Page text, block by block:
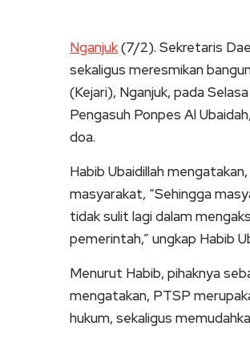
Nganjuk(7/2). Sekretaris
sekaligus meresmikan
(Kejari), Nganjuk, pada
Pengasuh Ponpes Al
doa.
Habib Ubaidillah
masyarakat, “Sehingga
tidak sulit lagi dalam
pemerintah,” ungkap Habib
Menurut Habib, pihaknya
mengatakan, PTSP
hukum, sekaligus